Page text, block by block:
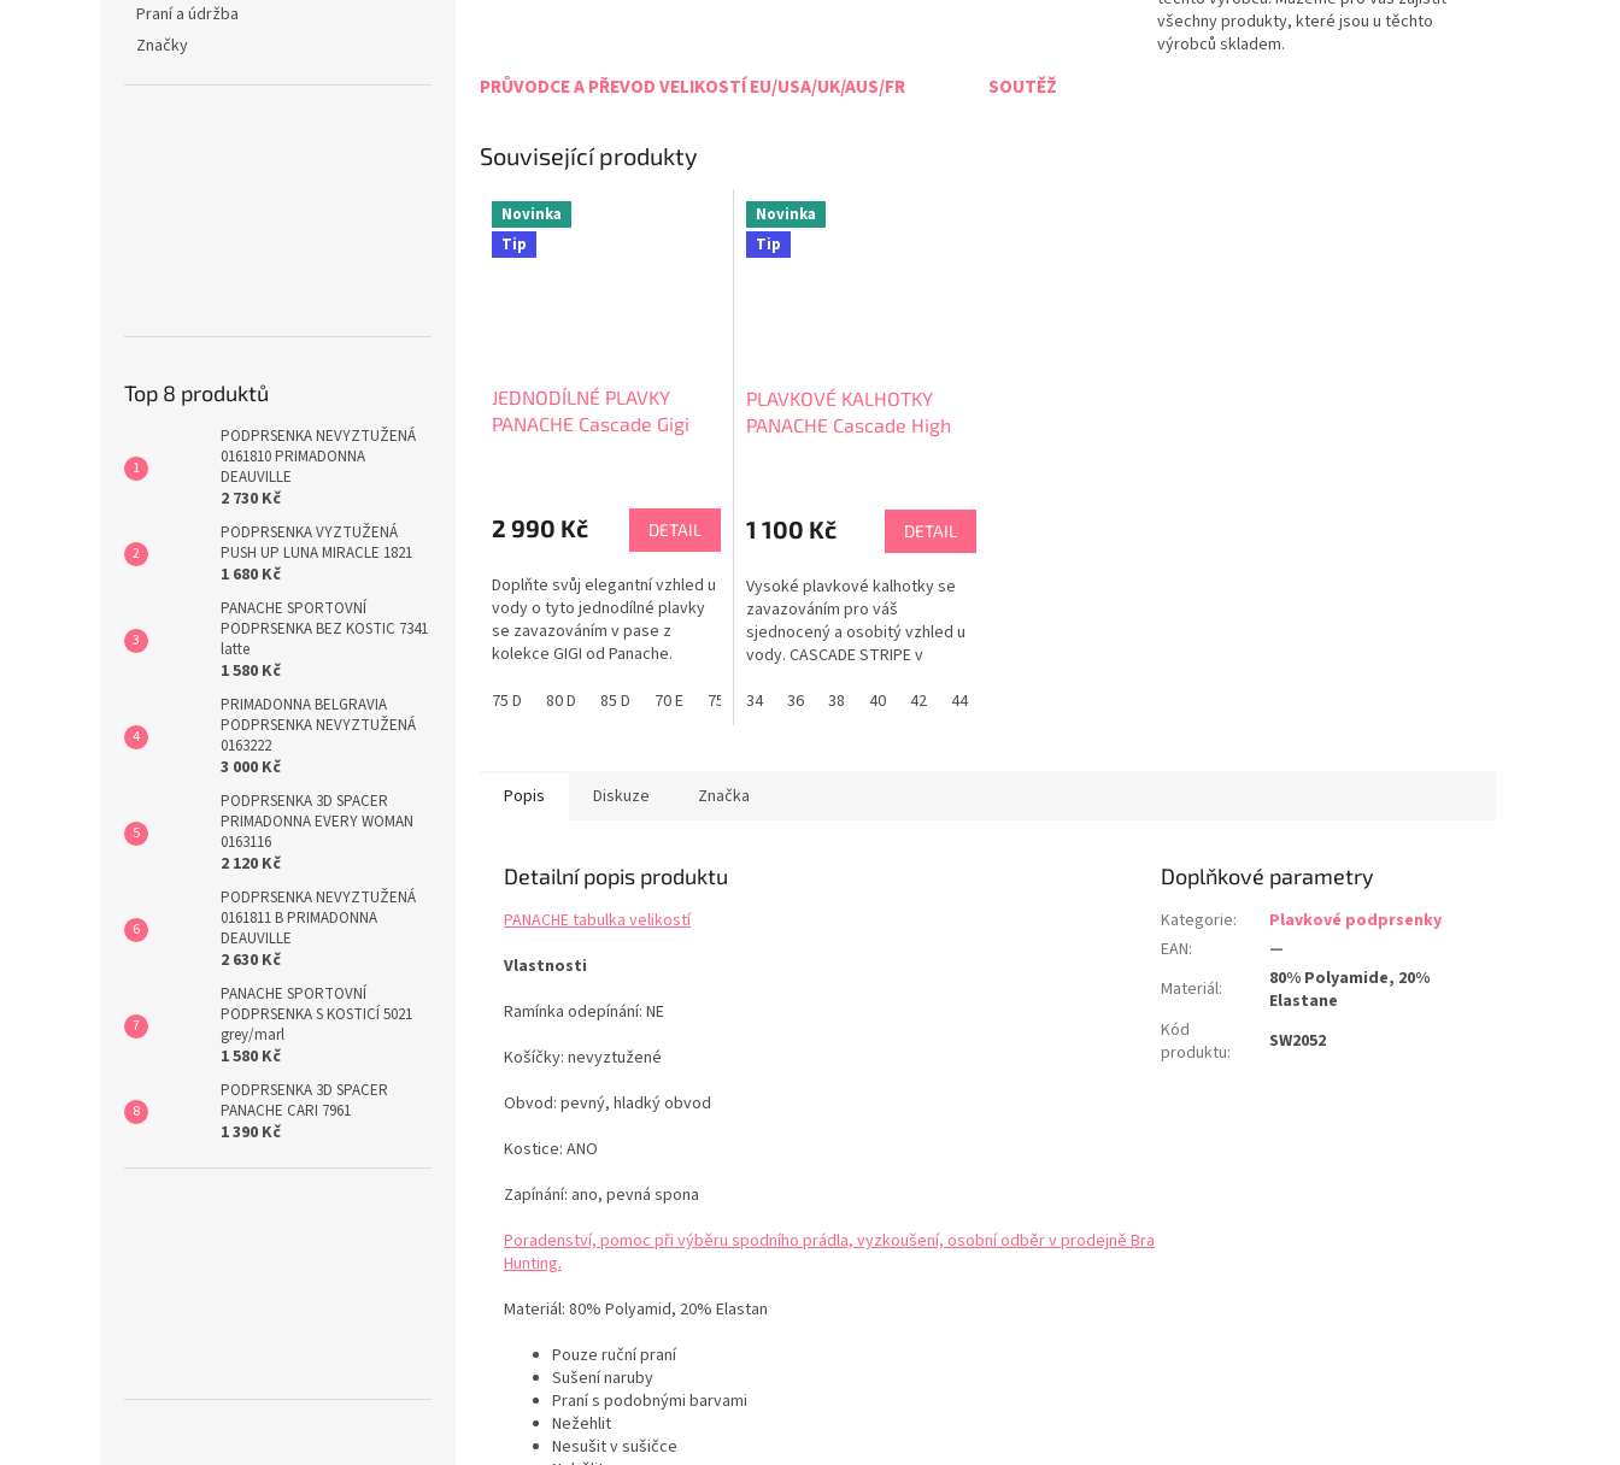
Praní a údržba
Značky
Top 8 produktů
PODPRSENKA NEVYZTUŽENÁ
0161810 PRIMADONNA
DEAUVILLE
2 730 Kč
PODPRSENKA VYZTUŽENÁ
PUSH UP LUNA MIRACLE 1821
1 680 Kč
PANACHE SPORTOVNÍ
PODPRSENKA BEZ KOSTIC 7341
latte
1 580 Kč
PRIMADONNA BELGRAVIA
PODPRSENKA NEVYZTUŽENÁ
0163222
3 000 Kč
PODPRSENKA 3D SPACER
PRIMADONNA EVERY WOMAN
0163116
2 120 Kč
PODPRSENKA NEVYZTUŽENÁ
0161811 B PRIMADONNA
DEAUVILLE
2 630 Kč
PANACHE SPORTOVNÍ
PODPRSENKA S KOSTICÍ 5021
grey/marl
1 580 Kč
PODPRSENKA 3D SPACER
PANACHE CARI 7961
1 390 Kč
všechny produkty, které jsou u těchto
výrobců skladem.
PRŮVODCE A PŘEVOD VELIKOSTÍ EU/USA/UK/AUS/FR SOUTĚŽ
Související produkty
Novinka
Tip
JEDNODÍLNÉ PLAVKY
PANACHE Cascade Gigi
2 990 Kč DETAIL
Doplňte svůj elegantní vzhled u
vody o tyto jednodílné plavky
se zavazováním v pase z
kolekce GIGI od Panache.
námořnickém stylu. V
75 D 80 D 85 D 70 E 75 E 80 E 85 E 70 F 75 F
Novinka
Tip
PLAVKOVÉ KALHOTKY
PANACHE Cascade High
1 100 Kč DETAIL
Vysoké plavkové kalhotky se
zavazováním pro váš
sjednocený a osobitý vzhled u
vody. CASCADE STRIPE v
stylu. PANACHE tabulka velikostí
34 36 38 40 42 44
Popis Diskuze Značka
Detailní popis produktu
PANACHE tabulka velikostí
Vlastnosti
Ramínka odepínání: NE
Košíčky: nevyztužené
Obvod: pevný, hladký obvod
Kostice: ANO
Zapínání: ano, pevná spona
Poradenství, pomoc při výběru spodního prádla, vyzkoušení, osobní odběr v prodejně Bra
Hunting.
Materiál: 80% Polyamid, 20% Elastan
Pouze ruční praní
Sušení naruby
Praní s podobnými barvami
Nežehlit
Nesušit v sušičce
Doplňkové parametry
Kategorie:
Plavkové podprsenky
EAN:
—
Materiál:
80% Polyamide, 20%
Elastane
Kód
produktu: SW2052